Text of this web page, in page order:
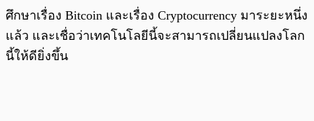
ศึกษาเรื่อง Bitcoin และเรื่อง Cryptocurrency มาระยะหนึ่ง
แล้ว และเชื่อว่าเทคโนโลยีนี้จะสามารถเปลี่ยนแปลงโลก
นี้ให้ดียิ่งขึ้น